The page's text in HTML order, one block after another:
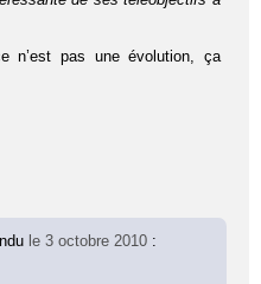
n’est pas une évolution, ça
le 3 octobre 2010 :